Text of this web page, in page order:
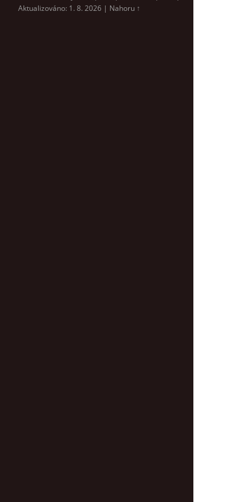
Aktualizováno: 1. 8. 2026 | Nahoru ↑